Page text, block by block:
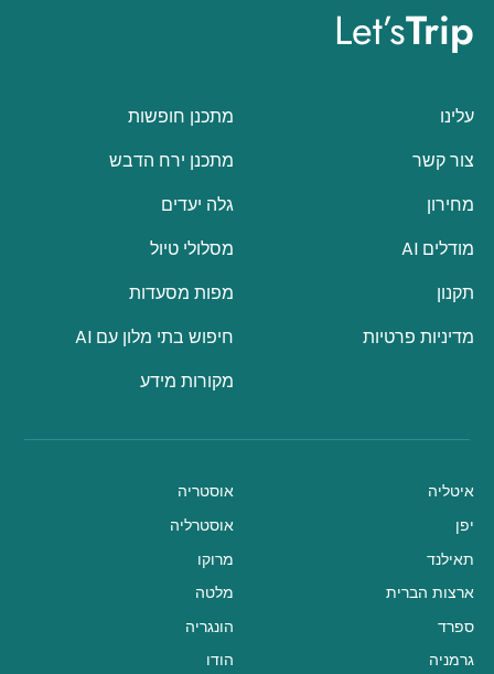
Let’sTrip
עלינו
צור קשר
מחירון
מודלים AI
תקנון
מדיניות פרטיות
מתכנן חופשות
מתכנן ירח הדבש
גלה יעדים
מסלולי טיול
מפות מסעדות
חיפוש בתי מלון עם AI
מקורות מידע
איטליה
יפן
תאילנד
ארצות הברית
ספרד
גרמניה
אוסטריה
אוסטרליה
מרוקו
מלטה
הונגריה
הודו